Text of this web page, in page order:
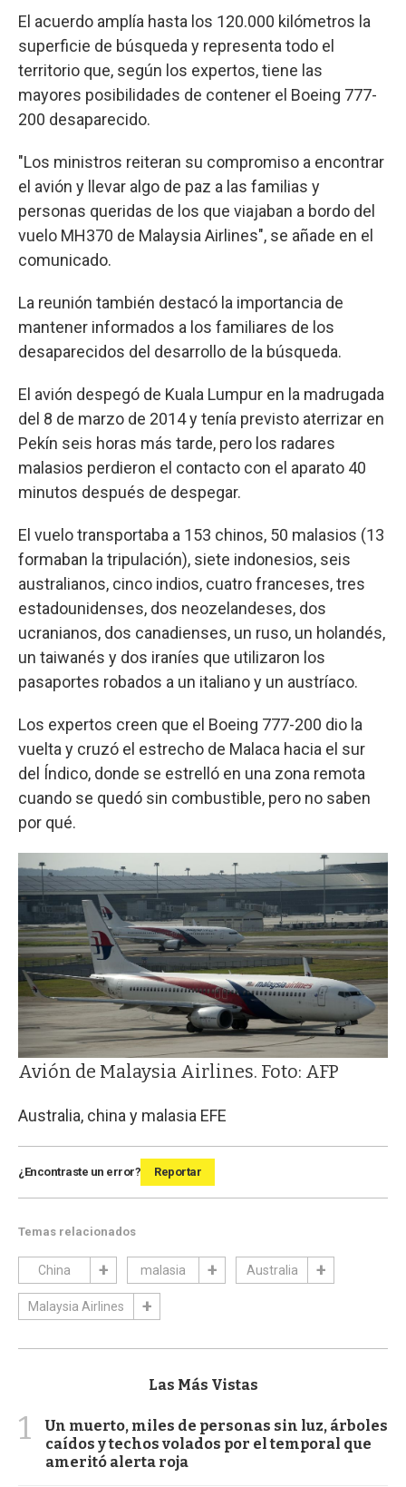
El acuerdo amplía hasta los 120.000 kilómetros la
superficie de búsqueda y representa todo el
territorio que, según los expertos, tiene las
mayores posibilidades de contener el Boeing 777-
200 desaparecido.
"Los ministros reiteran su compromiso a encontrar
el avión y llevar algo de paz a las familias y
personas queridas de los que viajaban a bordo del
vuelo MH370 de Malaysia Airlines", se añade en el
comunicado.
La reunión también destacó la importancia de
mantener informados a los familiares de los
desaparecidos del desarrollo de la búsqueda.
El avión despegó de Kuala Lumpur en la madrugada
del 8 de marzo de 2014 y tenía previsto aterrizar en
Pekín seis horas más tarde, pero los radares
malasios perdieron el contacto con el aparato 40
minutos después de despegar.
El vuelo transportaba a 153 chinos, 50 malasios (13
formaban la tripulación), siete indonesios, seis
australianos, cinco indios, cuatro franceses, tres
estadounidenses, dos neozelandeses, dos
ucranianos, dos canadienses, un ruso, un holandés,
un taiwanés y dos iraníes que utilizaron los
pasaportes robados a un italiano y un austríaco.
Los expertos creen que el Boeing 777-200 dio la
vuelta y cruzó el estrecho de Malaca hacia el sur
del Índico, donde se estrelló en una zona remota
cuando se quedó sin combustible, pero no saben
por qué.
Avión de Malaysia Airlines. Foto: AFP
Australia, china y malasia EFE
¿Encontraste un error? Reportar
Temas relacionados
China malasia Australia
Malaysia Airlines
Las Más Vistas
1
Un muerto, miles de personas sin luz, árboles
caídos y techos volados por el temporal que
ameritó alerta roja